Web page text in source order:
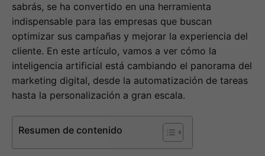
sabrás, se ha convertido en una herramienta
indispensable para las empresas que buscan
optimizar sus campañas y mejorar la experiencia del
cliente. En este artículo, vamos a ver cómo la
inteligencia artificial está cambiando el panorama del
marketing digital, desde la automatización de tareas
hasta la personalización a gran escala.
Resumen de contenido